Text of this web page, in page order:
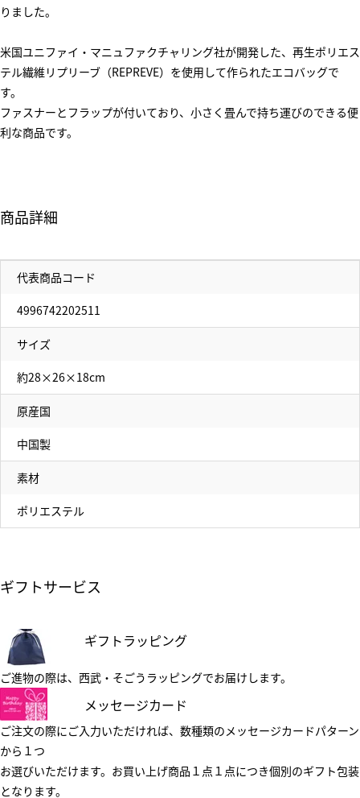
りました。
米国ユニファイ・マニュファクチャリング社が開発した、再生ポリエス
テル繊維リプリーブ（REPREVE）を使用して作られたエコバッグで
す。
ファスナーとフラップが付いており、小さく畳んで持ち運びのできる便
利な商品です。
商品詳細
代表商品コード
4996742202511
サイズ
約28×26×18cm
原産国
中国製
素材
ポリエステル
ギフトサービス
ギフトラッピング
ご進物の際は、西武・そごうラッピングでお届けします。
メッセージカード
ご注文の際にご入力いただければ、数種類のメッセージカードパターン
から１つ
お選びいただけます。お買い上げ商品１点１点につき個別のギフト包装
となります。